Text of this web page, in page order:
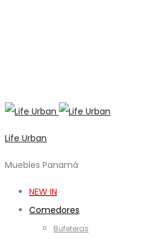
Life Urban
Muebles Panamá
NEW IN
Comedores
Bufeteras